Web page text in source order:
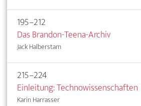
195–212
Das Brandon-Teena-Archiv
Jack Halberstam
215–224
Einleitung: Technowissenschaften
Karin Harrasser